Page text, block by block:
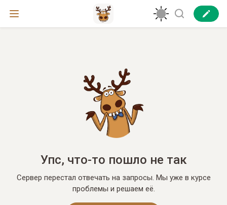
Упс, что-то пошло не так
Сервер перестал отвечать на запросы. Мы уже в курсе
проблемы и решаем её.